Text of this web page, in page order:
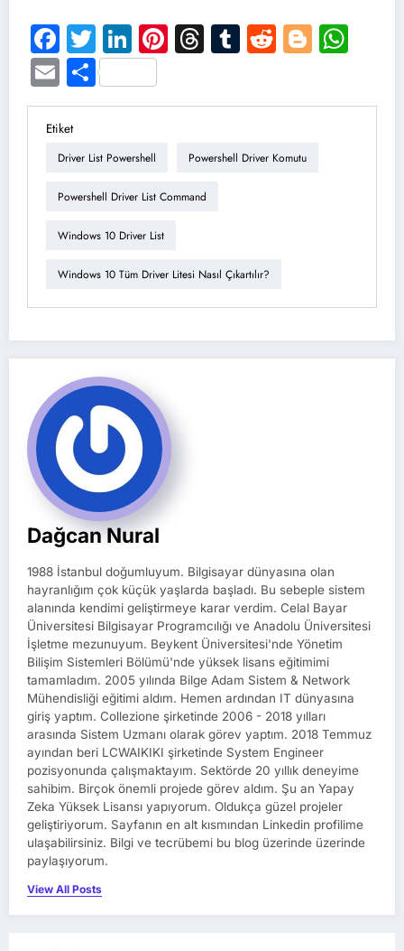
Facebook
TwitterLinkedIn
Pinterest
Threads
Tumblr
Reddit
EmailShare
Etiket
Driver List Powershell Powershell Driver Komutu
Powershell Driver List Command
Windows 10 Driver List
Windows 10 Tüm Driver Litesi Nasıl Çıkartılır?
Dağcan Nural
1988 İstanbul doğumluyum. Bilgisayar dünyasına olan
hayranlığım çok küçük yaşlarda başladı. Bu sebeple sistem
alanında kendimi geliştirmeye karar verdim. Celal Bayar
Üniversitesi Bilgisayar Programcılığı ve Anadolu Üniversitesi
İşletme mezunuyum. Beykent Üniversitesi'nde Yönetim
Bilişim Sistemleri Bölümü'nde yüksek lisans eğitimimi
tamamladım. 2005 yılında Bilge Adam Sistem & Network
Mühendisliği eğitimi aldım. Hemen ardından IT dünyasına
giriş yaptım. Collezione şirketinde 2006 - 2018 yılları
arasında Sistem Uzmanı olarak görev yaptım. 2018 Temmuz
ayından beri LCWAIKIKI şirketinde System Engineer
pozisyonunda çalışmaktayım. Sektörde 20 yıllık deneyime
sahibim. Birçok önemli projede görev aldım. Şu an Yapay
Zeka Yüksek Lisansı yapıyorum. Oldukça güzel projeler
geliştiriyorum. Sayfanın en alt kısmından Linkedin profilime
ulaşabilirsiniz. Bilgi ve tecrübemi bu blog üzerinde üzerinde
paylaşıyorum.
View All Posts